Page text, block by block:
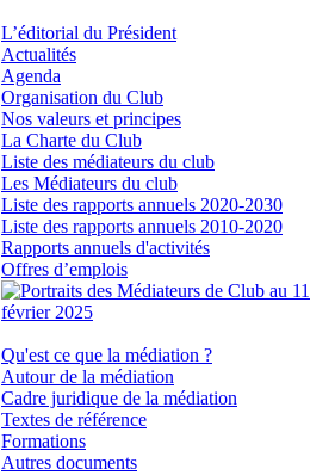
L’éditorial du Président
Actualités
Agenda
Organisation du Club
Nos valeurs et principes
La Charte du Club
Liste des médiateurs du club
Les Médiateurs du club
Liste des rapports annuels 2020-2030
Liste des rapports annuels 2010-2020
Rapports annuels d'activités
Offres d’emplois
Qu'est ce que la médiation ?
Autour de la médiation
Cadre juridique de la médiation
Textes de référence
Formations
Autres documents